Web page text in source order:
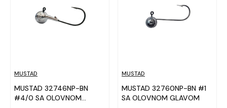
MUSTAD
MUSTAD 32746NP-BN
#4/0 SA OLOVNOM
MUSTAD
MUSTAD 32760NP-BN #1
SA OLOVNOM GLAVOM